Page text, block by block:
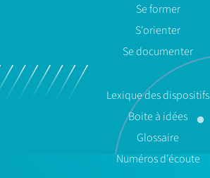
Se former
S'orienter
Se documenter
Lexique des dispositifs
Boite à idées
Glossaire
Numéros d'écoute